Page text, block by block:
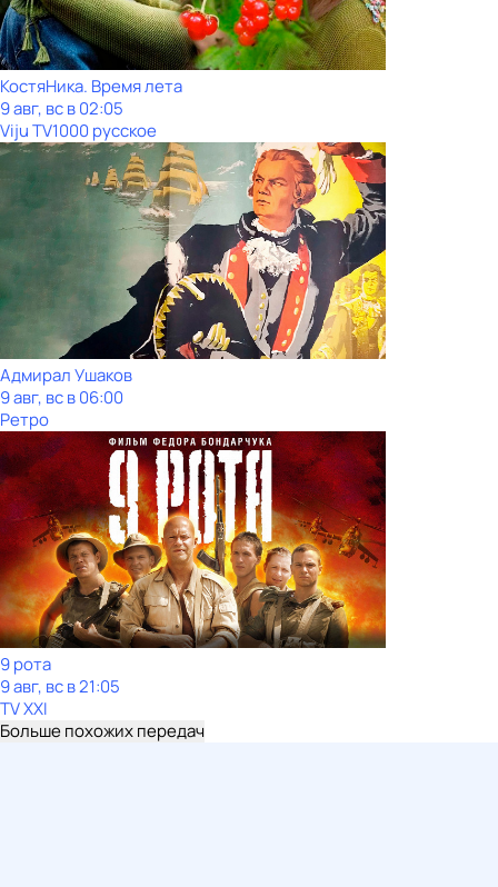
КостяНика. Время лета
9 авг, вс в 02:05
Viju TV1000 русское
Адмирал Ушаков
9 авг, вс в 06:00
Ретро
9 рота
9 авг, вс в 21:05
TV XXI
Больше похожих передач